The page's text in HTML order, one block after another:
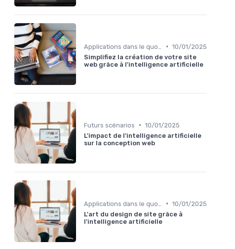
• 10/01/2025
Simplifiez la création de votre site
web grâce à l'intelligence artificielle
Futurs scénarios • 10/01/2025
L'impact de l'intelligence artificielle
sur la conception web
• 10/01/2025
L'art du design de site grâce à
l'intelligence artificielle